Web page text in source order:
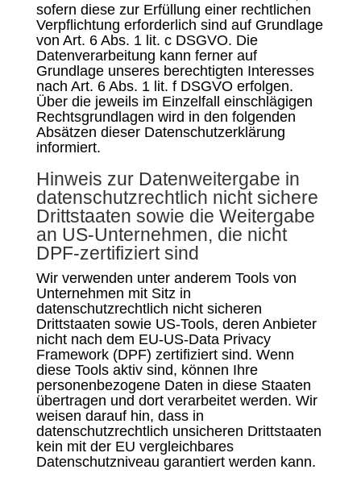
sofern diese zur Erfüllung einer rechtlichen
Verpflichtung erforderlich sind auf Grundlage
von Art. 6 Abs. 1 lit. c DSGVO. Die
Datenverarbeitung kann ferner auf
Grundlage unseres berechtigten Interesses
nach Art. 6 Abs. 1 lit. f DSGVO erfolgen.
Über die jeweils im Einzelfall einschlägigen
Rechtsgrundlagen wird in den folgenden
Absätzen dieser Datenschutzerklärung
informiert.
Hinweis zur Datenweitergabe in
datenschutzrechtlich nicht sichere
Drittstaaten sowie die Weitergabe
an US-Unternehmen, die nicht
DPF-zertifiziert sind
Wir verwenden unter anderem Tools von
Unternehmen mit Sitz in
datenschutzrechtlich nicht sicheren
Drittstaaten sowie US-Tools, deren Anbieter
nicht nach dem EU-US-Data Privacy
Framework (DPF) zertifiziert sind. Wenn
diese Tools aktiv sind, können Ihre
personenbezogene Daten in diese Staaten
übertragen und dort verarbeitet werden. Wir
weisen darauf hin, dass in
datenschutzrechtlich unsicheren Drittstaaten
kein mit der EU vergleichbares
Datenschutzniveau garantiert werden kann.